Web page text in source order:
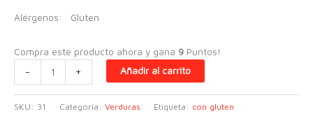
Alérgenos: Gluten
Compra este producto ahora y gana 9 Puntos!
-
-
Salteado
de
+ Añadir al carrito
SKU: 31 Categoría: Verduras Etiqueta: con gluten